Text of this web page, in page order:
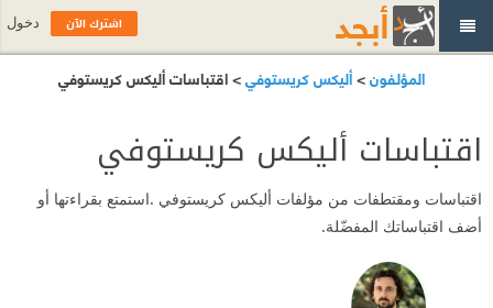
المؤلفون>أليكس كريستوفي> اقتباسات أليكس كريستوفي
اقتباسات أليكس كريستوفي
اقتباسات ومقتطفات من مؤلفات أليكس كريستوفي .استمتع بقراءتها أو
أضف اقتباساتك المفضّلة.
اشترك الآن دخول